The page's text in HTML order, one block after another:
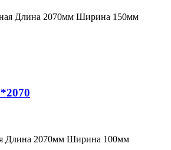
Длина 2070мм Ширина 150мм
Длина 2070мм Ширина 100мм